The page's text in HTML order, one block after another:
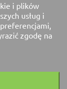
i plików
usług i
zgodę na